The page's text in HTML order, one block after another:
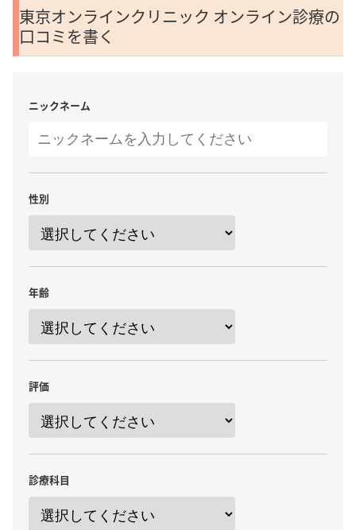
東京オンラインクリニック オンライン診療の
口コミを書く
ニックネーム
性別
年齢
評価
診療科目